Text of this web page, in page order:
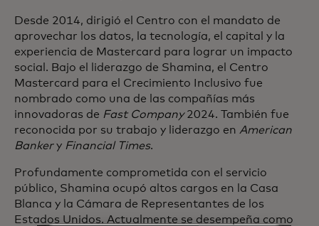
Desde 2014, dirigió el Centro con el mandato de
aprovechar los datos, la tecnología, el capital y la
experiencia de Mastercard para lograr un impacto
social. Bajo el liderazgo de Shamina, el Centro
Mastercard para el Crecimiento Inclusivo fue
nombrado como una de las compañías más
innovadoras de Fast Company2024. También fue
reconocida por su trabajo y liderazgo en American
Bankery Financial Times.
Profundamente comprometida con el servicio
público, Shamina ocupó altos cargos en la Casa
Blanca y la Cámara de Representantes de los
Estados Unidos. Actualmente se desempeña como